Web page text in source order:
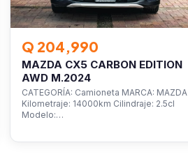
Q 204,990
MAZDA CX5 CARBON EDITION
AWD M.2024
CATEGORÍA: Camioneta MARCA: MAZDA
Kilometraje: 14000km Cilindraje: 2.5cl
Modelo:…